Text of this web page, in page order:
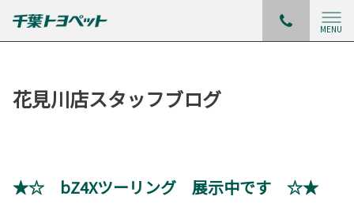
MENU
花見川店スタッフブログ
★☆ bZ4Xツーリング 展示中です ☆★